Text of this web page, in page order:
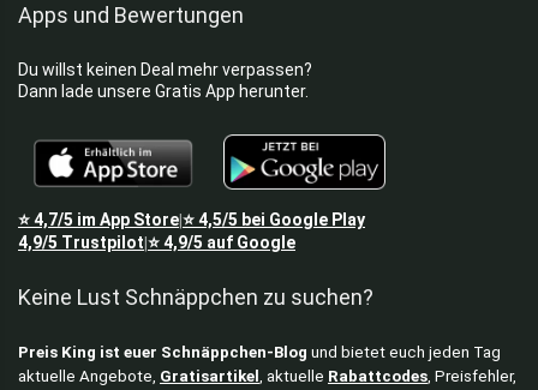
Apps und Bewertungen
Du willst keinen Deal mehr verpassen?
Dann lade unsere Gratis App herunter.
⭐4,7/5 im App Store⭐4,5/5 bei Google Play
4,9/5 Trustpilot ⭐4,9/5 auf Google
Keine Lust Schnäppchen zu suchen?
Preis King ist euer Schnäppchen-Blog und bietet euch jeden Tag
aktuelle Angebote, Gratisartikel , aktuelle Rabattcodes, Preisfehler,